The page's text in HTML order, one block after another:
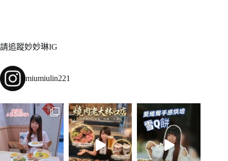
請追蹤妙妙琳IG
miumiulin221